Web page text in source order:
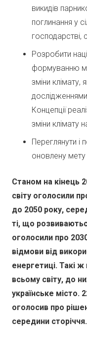
викидів
поглинання у
господарстві,
Розробити
формуванню
зміни клімату,
Концепції
зміни клімату
Переглянути і
оновлену мету
Станом на кінець
світу оголосили
до 2050 року,
ті, що
оголосили про
відмови від
енергетиці. Такі ж
всьому світу, до
українське місто.
оголосив про
середини сторіччя.